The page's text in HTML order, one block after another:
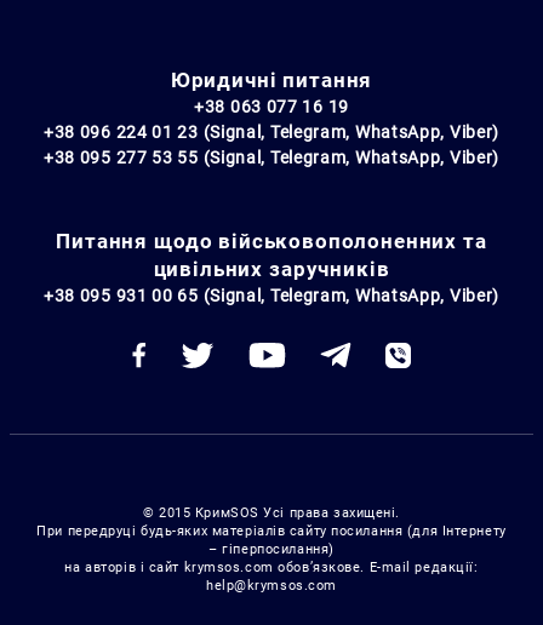
Юридичні питання
+38 063 077 16 19
+38 096 224 01 23 (Signal, Telegram, WhatsApp, Viber)
+38 095 277 53 55 (Signal, Telegram, WhatsApp, Viber)
Питання щодо військовополоненних та
цивільних заручників
+38 095 931 00 65 (Signal, Telegram, WhatsApp, Viber)
© 2015 КримSOS Усі права захищені.
При передруці будь-яких матеріалів сайту посилання (для Інтернету
– гіперпосилання)
на авторів і сайт krymsos.com обов’язкове. E-mail редакції:
help@krymsos.com